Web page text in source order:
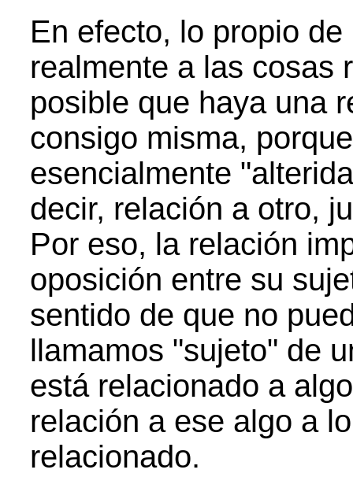
En efecto, lo propio
realmente a las cosas
posible que haya una
consigo misma,
esencialmente
decir, relación a otro,
Por eso, la relación
oposición entre su
sentido de que no
llamamos "sujeto" de
está relacionado a
relación a ese algo a
relacionado.